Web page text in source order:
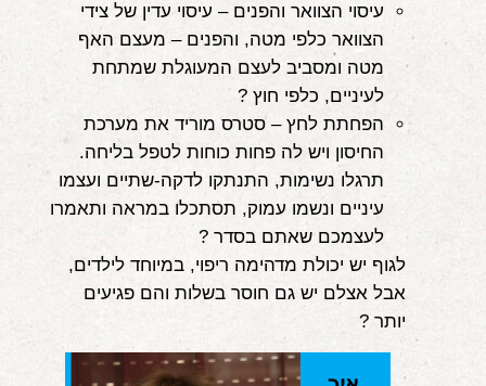
לימודי "שונישין"
במתנה!
יצירת קשר
052-6868768
עיסוי הצוואר והפנים – עיסוי עדין של צידי
הצוואר כלפי מטה, והפנים – מעצם האף
מטה ומסביב לעצם המעוגלת שמתחת
לעיניים, כלפי חוץ ?
הפחתת לחץ – סטרס מוריד את מערכת
החיסון ויש לה פחות כוחות לטפל בליחה.
תרגלו נשימות, התנתקו לדקה-שתיים ועצמו
עיניים ונשמו עמוק, תסתכלו במראה ותאמרו
לעצמכם שאתם בסדר ?
לגוף יש יכולת מדהימה ריפוי, במיוחד לילדים,
אבל אצלם יש גם חוסר בשלות והם פגיעים
יותר ?